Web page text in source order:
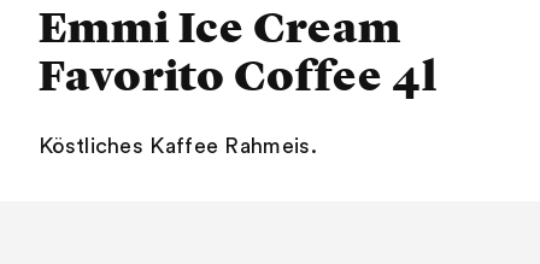
Emmi Ice Cream
Favorito Coffee 4l
Köstliches Kaffee Rahmeis.